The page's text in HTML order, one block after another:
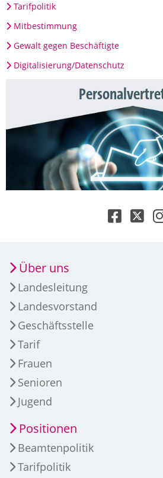
Tarifpolitik
Mitbestimmung
Gewalt gegen Beschäftigte
Digitalisierung/Datenschutz
Über uns
Landesleitung
Landesvorstand
Geschäftsstelle
Tarif
Frauen
Senioren
Jugend
Positionen
Beamtenpolitik
Tarifpolitik